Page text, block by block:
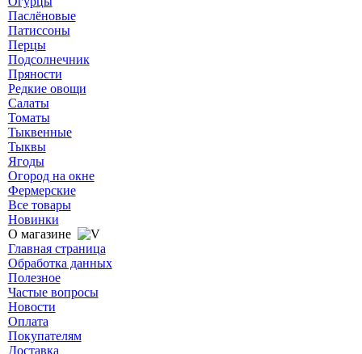
Паслёновые
Патиссоны
Перцы
Подсолнечник
Пряности
Редкие овощи
Салаты
Томаты
Тыквенные
Тыквы
Ягоды
Огород на окне
Фермерские
Все товары
Новинки
О магазине
Главная страница
Обработка данных
Полезное
Частые вопросы
Новости
Оплата
Покупателям
Доставка